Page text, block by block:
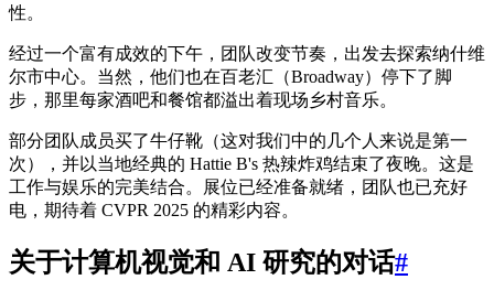
性。
经过一个富有成效的下午，团队改变节奏，出发去探索纳什维
尔市中心。当然，他们也在百老汇（Broadway）停下了脚
步，那里每家酒吧和餐馆都溢出着现场乡村音乐。
部分团队成员买了牛仔靴（这对我们中的几个人来说是第一
次），并以当地经典的 Hattie B's 热辣炸鸡结束了夜晚。这是
工作与娱乐的完美结合。展位已经准备就绪，团队也已充好
电，期待着 CVPR 2025 的精彩内容。
关于计算机视觉和 AI 研究的对话#